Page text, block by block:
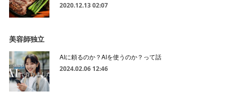
2020.12.13 02:07
美容師独立
AIに頼るのか？AIを使うのか？って話
2024.02.06 12:46